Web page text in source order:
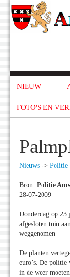
NIEUW
FOTO'S EN
Nieuws -> Politie
Bron: Politie
28-07-2009
Donderdag op 23
afgesloten tuin
weggenomen.
De planten
euro’s. De politie
in de weer